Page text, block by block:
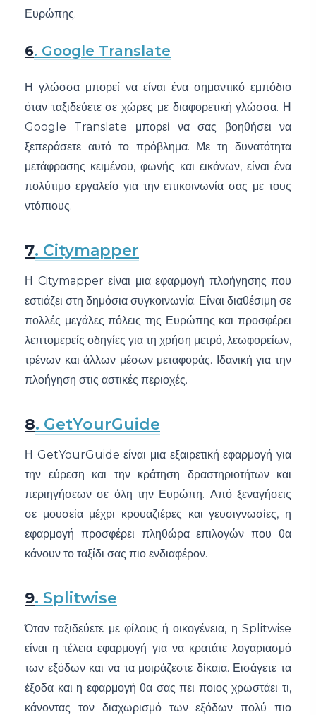
Ευρώπης.
6. Google Translate
Η γλώσσα μπορεί να είναι ένα σημαντικό εμπόδιο
όταν ταξιδεύετε σε χώρες με διαφορετική γλώσσα. Η
Google Translate μπορεί να σας βοηθήσει να
ξεπεράσετε αυτό το πρόβλημα. Με τη δυνατότητα
μετάφρασης κειμένου, φωνής και εικόνων, είναι ένα
πολύτιμο εργαλείο για την επικοινωνία σας με τους
ντόπιους.
7. Citymapper
Η Citymapper είναι μια εφαρμογή πλοήγησης που
εστιάζει στη δημόσια συγκοινωνία. Είναι διαθέσιμη σε
πολλές μεγάλες πόλεις της Ευρώπης και προσφέρει
λεπτομερείς οδηγίες για τη χρήση μετρό, λεωφορείων,
τρένων και άλλων μέσων μεταφοράς. Ιδανική για την
πλοήγηση στις αστικές περιοχές.
8. GetYourGuide
Η GetYourGuide είναι μια εξαιρετική εφαρμογή για
την εύρεση και την κράτηση δραστηριοτήτων και
περιηγήσεων σε όλη την Ευρώπη. Από ξεναγήσεις
σε μουσεία μέχρι κρουαζιέρες και γευσιγνωσίες, η
εφαρμογή προσφέρει πληθώρα επιλογών που θα
κάνουν το ταξίδι σας πιο ενδιαφέρον.
9. Splitwise
Όταν ταξιδεύετε με φίλους ή οικογένεια, η Splitwise
είναι η τέλεια εφαρμογή για να κρατάτε λογαριασμό
των εξόδων και να τα μοιράζεστε δίκαια. Εισάγετε τα
έξοδα και η εφαρμογή θα σας πει ποιος χρωστάει τι,
κάνοντας τον διαχωρισμό των εξόδων πολύ πιο